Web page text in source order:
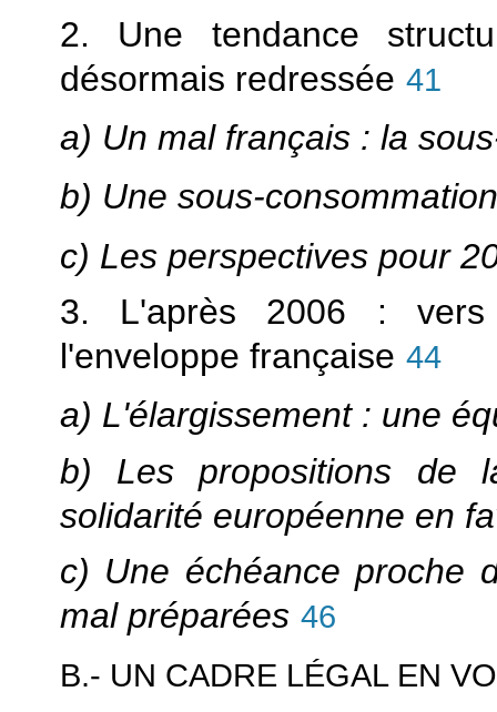
2. Une tendance
désormais redressée 41
a) Un mal français : la
b) Une sous-
c) Les perspectives pour
3. L'après 2006 : vers
l'enveloppe française 44
a) L'élargissement : une
b) Les propositions de
solidarité européenne en
c) Une échéance proche
mal préparées 46
B.- UN CADRE LÉGAL EN